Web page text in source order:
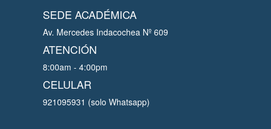
SEDE ACADÉMICA
Av. Mercedes Indacochea Nº 609
ATENCIÓN
8:00am - 4:00pm
CELULAR
921095931 (solo Whatsapp)